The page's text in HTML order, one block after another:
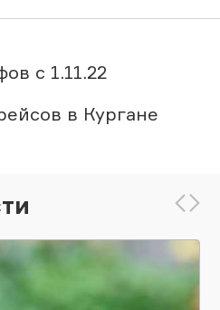
с 1.11.22
в Кургане